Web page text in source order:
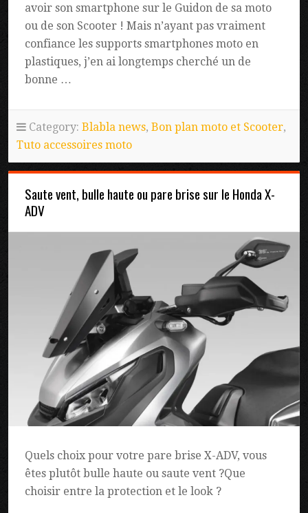
avoir son smartphone sur le Guidon de sa moto
ou de son Scooter ! Mais n’ayant pas vraiment
confiance les supports smartphones moto en
plastiques, j’en ai longtemps cherché un de
bonne …
Category: Blabla news, Bon plan moto et Scooter,
Tuto accessoires moto
Saute vent, bulle haute ou pare brise sur le Honda X-
ADV
Quels choix pour votre pare brise X-ADV, vous
êtes plutôt bulle haute ou saute vent ?Que
choisir entre la protection et le look ?